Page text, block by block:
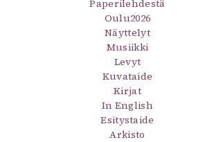
Paperilehdestä
Oulu2026
Näyttelyt
Musiikki
Levyt
Kuvataide
Kirjat
In English
Esitystaide
Arkisto